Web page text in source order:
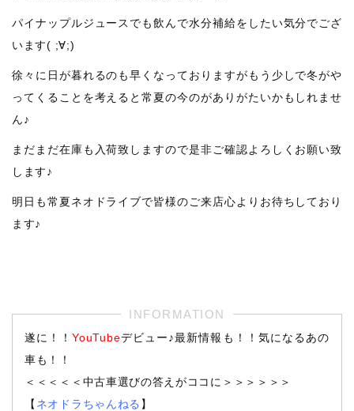
パイナップルジュースでも飲んで水分補給をしたい気分でござ
います( ;∀;)
徐々に日が暮れるのも早くなっておりますがもう少しで冬がや
ってくることを考えると常夏の今のがありがたいかもしれませ
ん♪
まだまだ在庫も入荷致しますので是非ご確認よろしくお願い致
します♪
明日も常夏ネオドライブで皆様のご来店心よりお待ちしており
ます♪
遂に！！YouTubeデビュー♪最新情報も！！気になるあの
車も！！
＜＜＜＜＜中古車選びの答えがココに＞＞＞＞＞＞
【 ネオドラちゃんねる 】